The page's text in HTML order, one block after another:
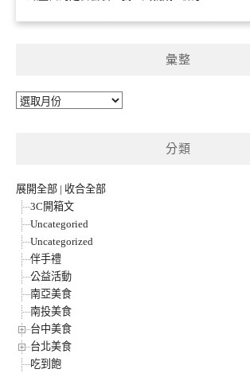
彙整
彙
分類
展開全部 | 收合全部
3C開箱文
Uncategoried
Uncategorized
伴手禮
公益活動
南亞美食
南投美食
台中美食
台北美食
吃到飽